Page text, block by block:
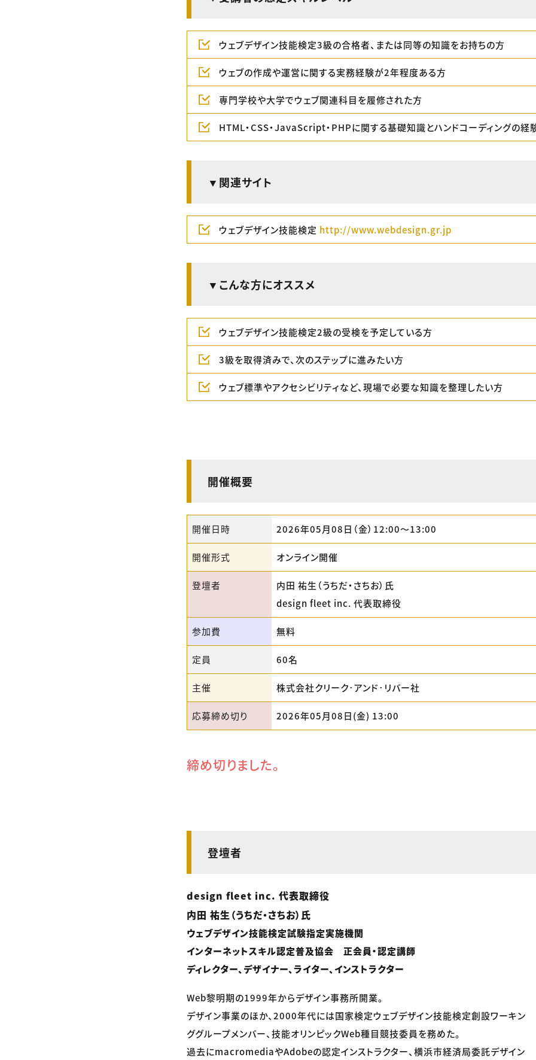
ウェブデザイン技能検定3級の合格者、または同等の知識をお持ちの方
ウェブの作成や運営に関する実務経験が2年程度ある方
専門学校や大学でウェブ関連科目を履修された方
HTML・CSS・JavaScript・PHPに関する基礎知識とハンドコーディングの経
▼関連サイト
ウェブデザイン技能検定 http://www.webdesign.gr.jp
▼こんな方にオススメ
ウェブデザイン技能検定2級の受検を予定している方
3級を取得済みで、次のステップに進みたい方
ウェブ標準やアクセシビリティなど、現場で必要な知識を整理したい方
開催概要
開催日時 2026年05月08日（金）12:00〜13:00
開催形式 オンライン開催
登壇者
内田 祐生（うちだ・さちお）氏
design fleet inc. 代表取締役
参加費 無料
定員 60名
主催 株式会社クリーク･アンド･リバー社
応募締め切り 2026年05月08日(金) 13:00
締め切りました。
登壇者
design fleet inc. 代表取締役
内田 祐生（うちだ・さちお）氏
ウェブデザイン技能検定試験指定実施機関
インターネットスキル認定普及協会 正会員・認定講師
ディレクター、デザイナー、ライター、インストラクター
Web黎明期の1999年からデザイン事務所開業。
デザイン事業のほか、2000年代には国家検定ウェブデザイン技能検定創設ワーキン
ググループメンバー、技能オリンピックWeb種目競技委員を務めた。
過去にmacromediaやAdobeの認定インストラクター、横浜市経済局委託デザイン